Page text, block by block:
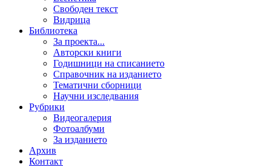
Свободен текст
Видрица
Библиотека
За проекта...
Авторски книги
Годишници на списанието
Справочник на изданието
Тематични сборници
Научни изследвания
Рубрики
Видеогалерия
Фотоалбуми
За изданието
Архив
Контакт